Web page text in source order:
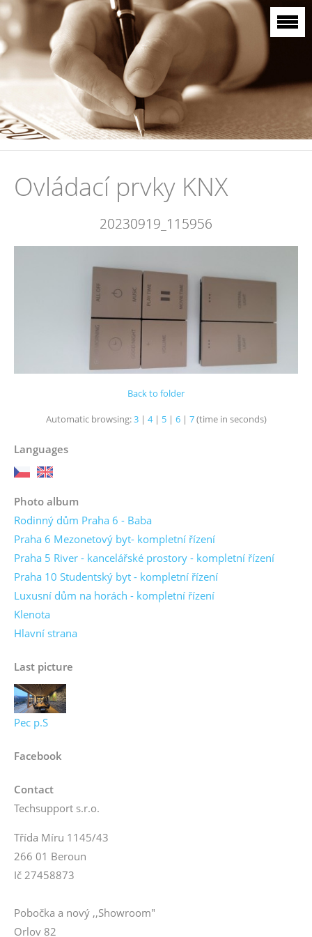
Ovládací prvky KNX
20230919_115956
Back to folder
Automatic browsing:3| 4| 5| 6| 7(time in seconds)
Languages
Photo album
Rodinný dům Praha 6 - Baba
Praha 6 Mezonetový byt- kompletní řízení
Praha 5 River - kancelářské prostory - kompletní řízení
Praha 10 Studentský byt - kompletní řízení
Luxusní dům na horách - kompletní řízení
Klenota
Hlavní strana
Last picture
Pec p.S
Facebook
Contact
Techsupport s.r.o.
Třída Míru 1145/43
266 01 Beroun
Ič 27458873
Pobočka a nový ,,Showroom"
Orlov 82